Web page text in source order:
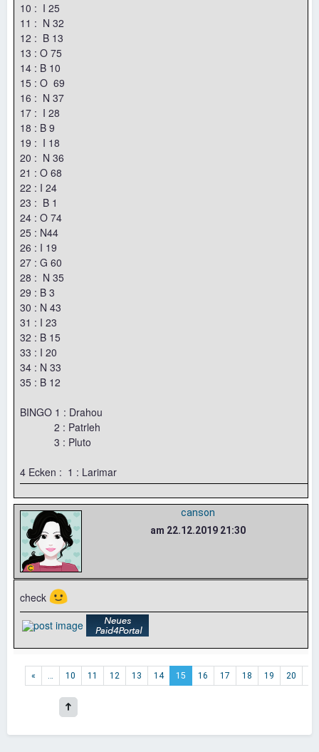
10 : I 25
11 : N 32
12 : B 13
13 : O 75
14 : B 10
15 : O 69
16 : N 37
17 : I 28
18 : B 9
19 : I 18
20 : N 36
21 : O 68
22 : I 24
23 : B 1
24 : O 74
25 : N44
26 : I 19
27 : G 60
28 : N 35
29 : B 3
30 : N 43
31 : I 23
32 : B 15
33 : I 20
34 : N 33
35 : B 12
BINGO 1 : Drahou
2 : Patrleh
3 : Pluto
4 Ecken : 1 : Larimar
canson
am 22.12.2019 21:30
check 🙂
« … 10 11 12 13 14 15 16 17 18 19 20